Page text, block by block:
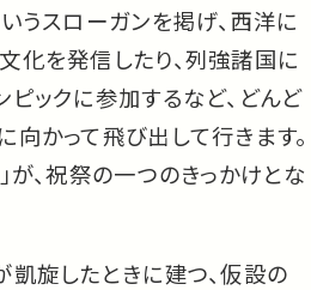
いうスローガンを掲げ、西洋に
化を発信したり、列強諸国に
ピックに参加するなど、どんど
向かって飛び出して行きます。
が、祝祭の一つのきっかけとな
凱旋したときに建つ、仮設の